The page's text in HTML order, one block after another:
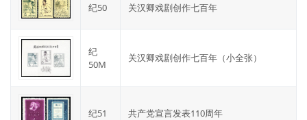
纪50 关汉卿戏剧创作七百年
纪
50M
关汉卿戏剧创作七百年（小全张）
纪51 共产党宣言发表110周年